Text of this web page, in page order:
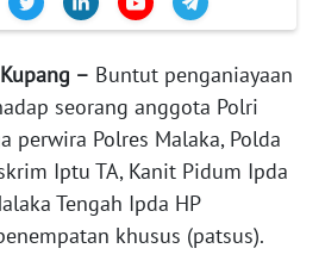
– Buntut penganiayaan
seorang anggota Polri
perwira Polres Malaka, Polda
Iptu TA, Kanit Pidum Ipda
Tengah Ipda HP
khusus (patsus).